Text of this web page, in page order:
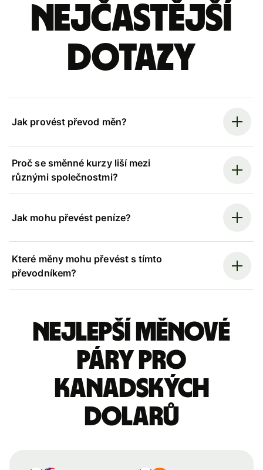
Nejčastější
dotazy
Jak provést převod měn?
Proč se směnné kurzy liší mezi
různými společnostmi?
Jak mohu převést peníze?
Které měny mohu převést s tímto
převodníkem?
Nejlepší měnové
páry pro
kanadských
dolarů